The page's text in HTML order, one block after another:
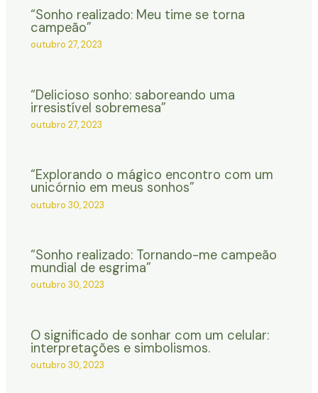
“Sonho realizado: Meu time se torna
campeão”
outubro 27, 2023
“Delicioso sonho: saboreando uma
irresistível sobremesa”
outubro 27, 2023
“Explorando o mágico encontro com um
unicórnio em meus sonhos”
outubro 30, 2023
“Sonho realizado: Tornando-me campeão
mundial de esgrima”
outubro 30, 2023
O significado de sonhar com um celular:
interpretações e simbolismos.
outubro 30, 2023